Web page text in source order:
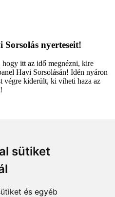
sütiket
és egyéb
nyerteseit!
itt az idő megnézni, kire
Havi Sorsolásán! Idén nyáron
végre kiderült, ki viheti haza az
Miért vesszük
mit tehetünk a bűntudat
tele van pszichológiai csapdákkal
Megmutatjuk, hogyan
és miként kerüld el a vásárlás
Készülj fel, hogy máshogy